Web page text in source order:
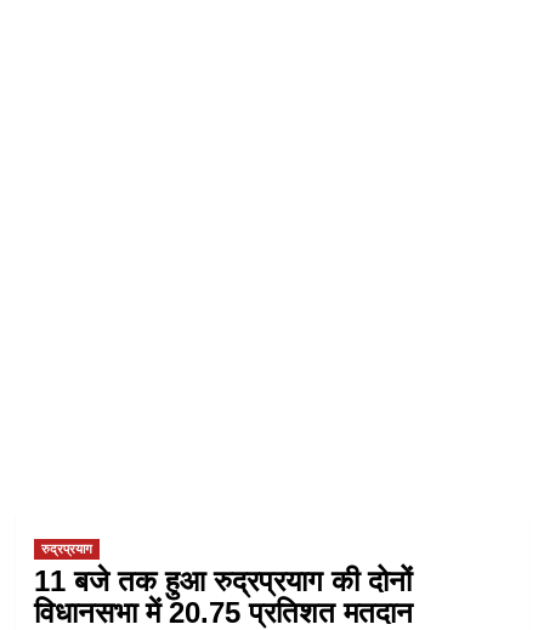
रुद्रप्रयाग
11 बजे तक हुआ रुद्रप्रयाग की दोनों
विधानसभा में 20.75 प्रतिशत मतदान